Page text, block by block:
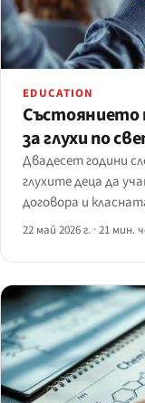
EDUCATION
Състоянието
за глухи по
Двадесет години
глухите деца да
договора и
Преглед на
които започват
22 май 2026 г. ·21 мин.